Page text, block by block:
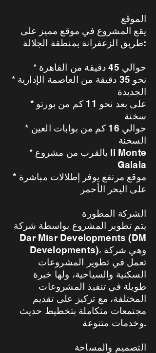
الموقع
يقع المشروع في موقع مميز على
طريق الزعفرانة بمنطقة الجلالة:
* حوالي 45 دقيقة من القاهرة
* نحو 35 دقيقة من العاصمة الإدارية
الجديدة
* على بعد نحو 11 كم من بورتو
سخنة
* حوالي 16 كم من بوابات العين
السخنة
* بالقرب من مشروع Il Monte
Galala
* موقع مرتفع يوفر إطلالات مباشرة
على البحر الأحمر
الشركة المطورة
يتم تطوير المشروع بواسطة شركة
Dar Misr Developments (DM
Developments)، وهي شركة
تعمل في تطوير المشروعات
السكنية والسياحية، ولها خبرة
طويلة في تنفيذ المشروعات
المختلفة، مع تركيز على تقديم
مجتمعات متكاملة بتخطيط حديث
وخدمات متنوعة.
التصميم والمساحة